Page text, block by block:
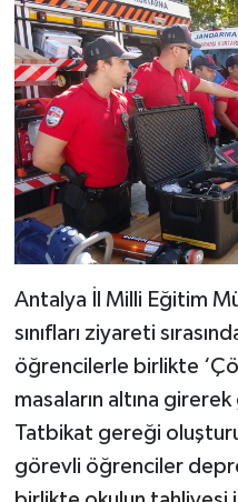
Antalya İl Milli Eğitim
sınıfları ziyareti
öğrencilerle birlikte
masaların altına
Tatbikat gereği
görevli öğrenciler